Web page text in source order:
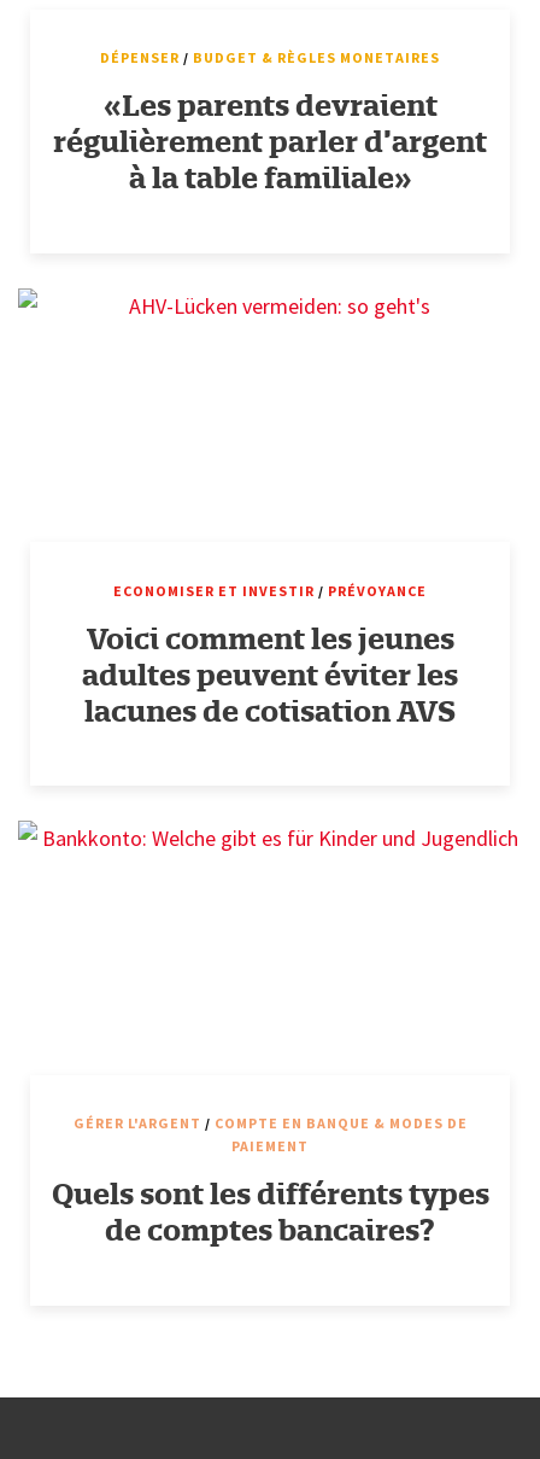
DÉPENSER / BUDGET & RÈGLES MONETAIRES
«Les parents devraient
régulièrement parler d’argent
à la table familiale»
ECONOMISER ET INVESTIR / PRÉVOYANCE
Voici comment les jeunes
adultes peuvent éviter les
lacunes de cotisation AVS
GÉRER L'ARGENT / COMPTE EN BANQUE & MODES DE
PAIEMENT
Quels sont les différents types
de comptes bancaires?